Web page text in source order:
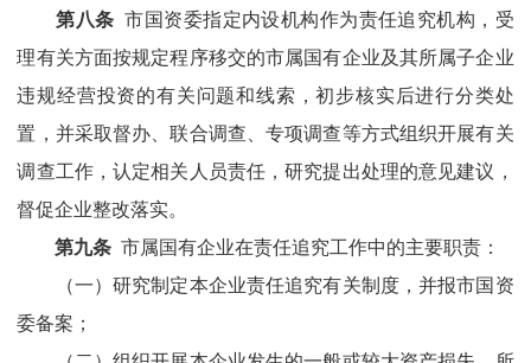
第八条 市国资委指定内设机构作为责任追究机构，受
理有关方面按规定程序移交的市属国有企业及其所属子企业
违规经营投资的有关问题和线索，初步核实后进行分类处
置，并采取督办、联合调查、专项调查等方式组织开展有关
调查工作，认定相关人员责任，研究提出处理的意见建议，
督促企业整改落实。
第九条 市属国有企业在责任追究工作中的主要职责：
（一）研究制定本企业责任追究有关制度，并报市国资
委备案；